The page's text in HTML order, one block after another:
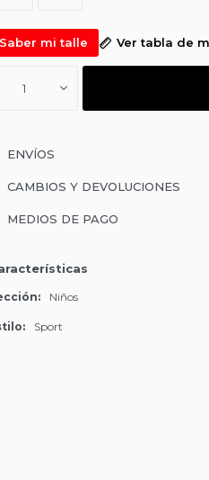
Saber mi talle Ver tabla de
1
ENVÍOS
CAMBIOS Y DEVOLUCIONES
MEDIOS DE PAGO
Niños
Sport